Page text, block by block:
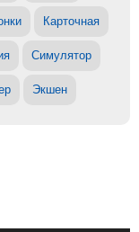
Карточная
Симулятор
Экшен